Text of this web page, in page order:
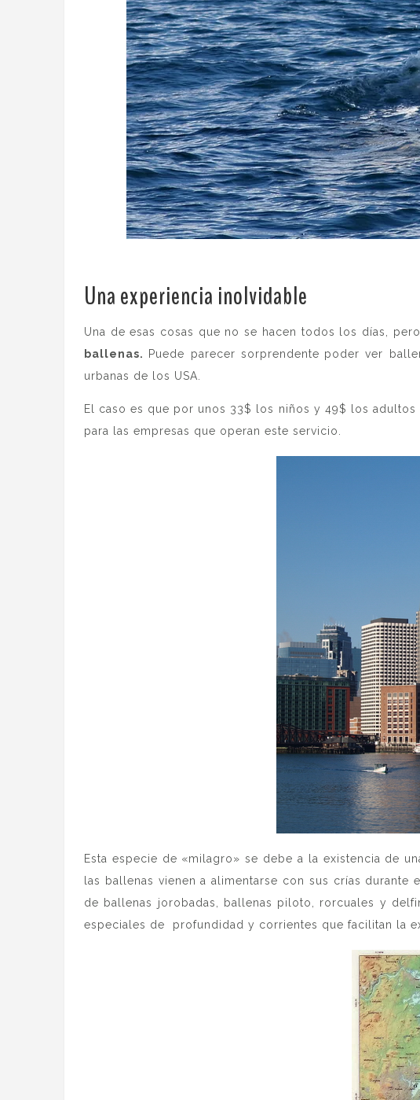
Una experiencia inolvidable
Una de esas cosas que no se hacen todos los días,
ballenas.
Puede parecer sorprendente poder ver
urbanas de los USA.
El caso es que por unos 33$ los niños y 49$ los
para las empresas que operan este servicio.
Esta especie de «milagro» se debe a la existencia de
las ballenas vienen a alimentarse con sus crías
de ballenas jorobadas, ballenas piloto, rorcuales y
especiales de profundidad y corrientes que facilitan la